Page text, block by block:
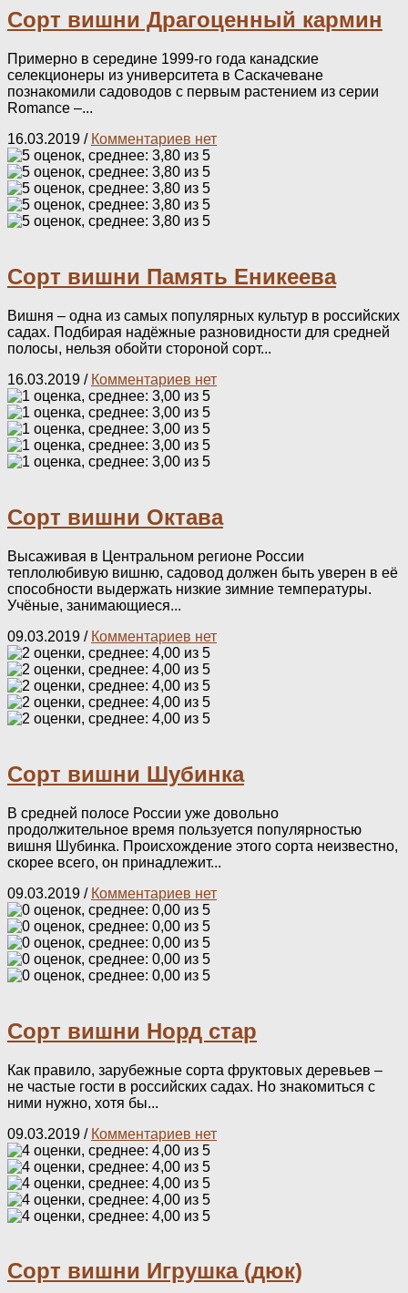
Сорт вишни Драгоценный кармин
Примерно в середине 1999-го года канадские
селекционеры из университета в Саскачеване
познакомили садоводов с первым растением из серии
Romance –...
16.03.2019 / Комментариев нет
Сорт вишни Память Еникеева
Вишня – одна из самых популярных культур в российских
садах. Подбирая надёжные разновидности для средней
полосы, нельзя обойти стороной сорт...
16.03.2019 / Комментариев нет
Сорт вишни Октава
Высаживая в Центральном регионе России
теплолюбивую вишню, садовод должен быть уверен в её
способности выдержать низкие зимние температуры.
Учёные, занимающиеся...
09.03.2019 / Комментариев нет
Сорт вишни Шубинка
В средней полосе России уже довольно
продолжительное время пользуется популярностью
вишня Шубинка. Происхождение этого сорта неизвестно,
скорее всего, он принадлежит...
09.03.2019 / Комментариев нет
Сорт вишни Норд стар
Как правило, зарубежные сорта фруктовых деревьев –
не частые гости в российских садах. Но знакомиться с
ними нужно, хотя бы...
09.03.2019 / Комментариев нет
Сорт вишни Игрушка (дюк)